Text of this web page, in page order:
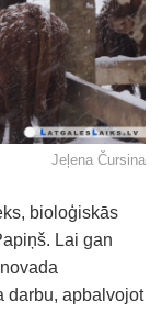
Jeļena Čursina
bioloģiskās
Lai gan
darbu, apbalvojot